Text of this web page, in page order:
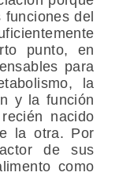
del
punto, en
para
la
y la función
nacido
la otra. Por
de sus
como